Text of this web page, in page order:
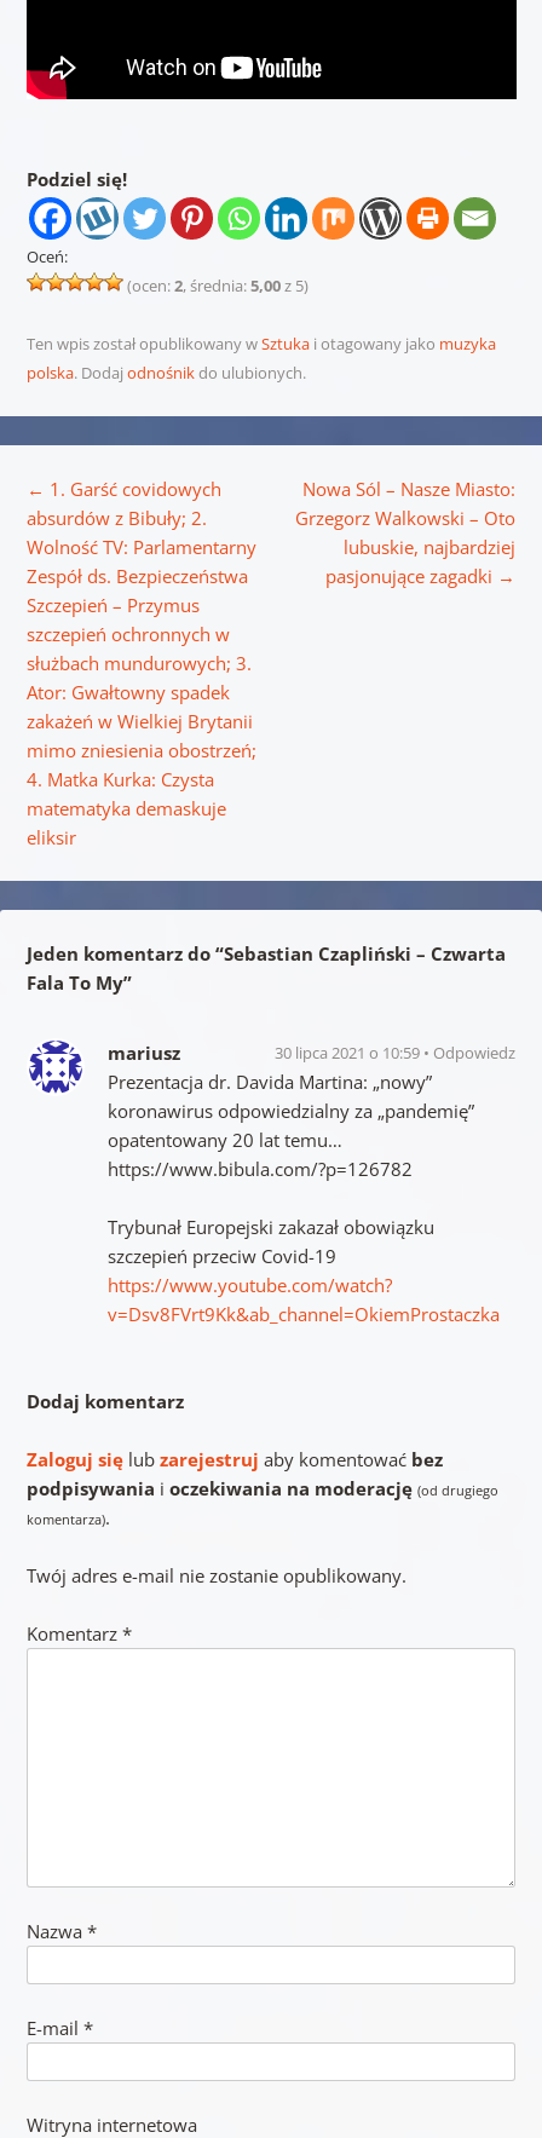
Podziel się!
Oceń:
(ocen:2, średnia:5,00z 5)
Ten wpis został opublikowany wSztukai otagowany jako muzyka
polska. Dodaj odnośnikdo ulubionych.
← 1. Garść covidowych
absurdów z Bibuły; 2.
Wolność TV: Parlamentarny
Zespół ds. Bezpieczeństwa
Szczepień – Przymus
szczepień ochronnych w
służbach mundurowych; 3.
Ator: Gwałtowny spadek
zakażeń w Wielkiej Brytanii
mimo zniesienia obostrzeń;
4. Matka Kurka: Czysta
matematyka demaskuje
eliksir
Nowa Sól – Nasze Miasto:
Grzegorz Walkowski – Oto
lubuskie, najbardziej
pasjonujące zagadki →
Jeden komentarz do “Sebastian Czapliński – Czwarta
Fala To My”
mariusz 30 lipca 2021 o 10:59 Odpowiedz
Prezentacja dr. Davida Martina: „nowy”
koronawirus odpowiedzialny za „pandemię”
opatentowany 20 lat temu…
https://www.bibula.com/?p=126782
Trybunał Europejski zakazał obowiązku
szczepień przeciw Covid-19
https://www.youtube.com/watch?
v=Dsv8FVrt9Kk&ab_channel=OkiemProstaczka
Dodaj komentarz
Zaloguj sięlub zarejestruj aby komentować bez
podpisywania i oczekiwania na moderację (od drugiego
komentarza).
Twój adres e-mail nie zostanie opublikowany.
Komentarz *
Nazwa *
E-mail *
Witryna internetowa